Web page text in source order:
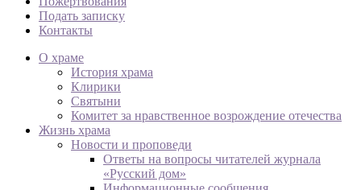
Подать записку
Контакты
О храме
История храма
Клирики
Святыни
Комитет за нравственное возрождение отечества
Жизнь храма
Новости и проповеди
Ответы на вопросы читателей журнала
«Русский дом»